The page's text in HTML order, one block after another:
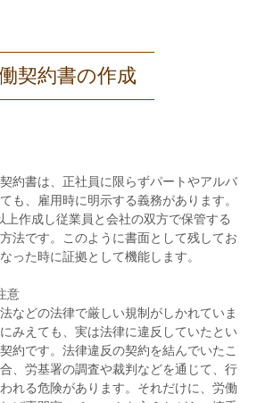
契約書の作成
約書は、正社員に限らずパートやアルバ
も、雇用時に明示する義務があります。
上作成し従業員と会社の双方で保管する
法です。このように書面として残してお
った時に証拠として機能します。
意
などの法律で厳しい規制がしかれていま
みえても、実は法律に違反していたとい
約です。法律違反の契約を結んでいたこ
、労基署の調査や裁判などを通じて、行
れる危険があります。それだけに、労働